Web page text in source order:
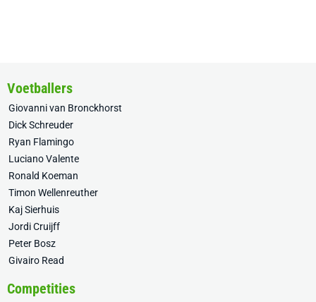
Voetballers
Giovanni van Bronckhorst
Dick Schreuder
Ryan Flamingo
Luciano Valente
Ronald Koeman
Timon Wellenreuther
Kaj Sierhuis
Jordi Cruijff
Peter Bosz
Givairo Read
Competities